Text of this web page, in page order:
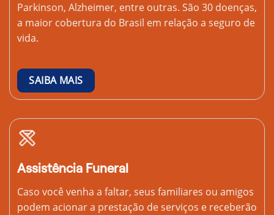
Parkinson, Alzheimer, entre outras. São 30 doenças,
a maior cobertura do Brasil em relação a seguro de
vida.
SAIBA MAIS
Assistência Funeral
Caso você venha a faltar, seus familiares ou amigos
podem acionar a prestação de serviços e receberão